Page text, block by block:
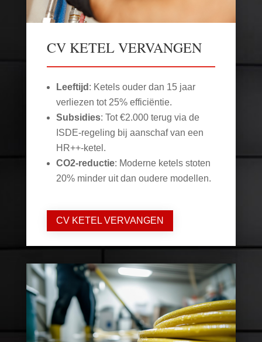
CV KETEL VERVANGEN
Leeftijd : Ketels ouder dan 15 jaar
verliezen tot 25% efficiëntie.
Subsidies: Tot €2.000 terug via de
ISDE-regeling bij aanschaf van een
HR++-ketel.
CO2-reductie: Moderne ketels stoten
20% minder uit dan oudere modellen.
CV KETEL VERVANGEN